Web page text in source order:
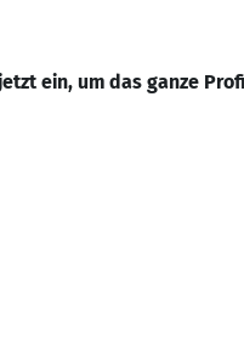
ein, um das ganze